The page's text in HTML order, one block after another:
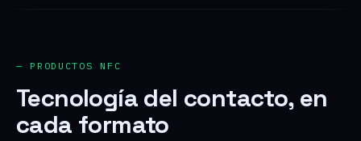
— PRODUCTOS NFC
Tecnología del contacto, en
cada formato